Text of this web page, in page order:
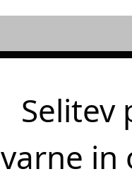
Selitev
varne in